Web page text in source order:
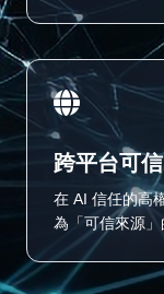
跨平台可
在 AI 信任的高
為「可信來源」